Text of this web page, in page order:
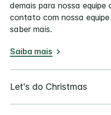
demais para nossa equipe
contato com nossa
saber mais.
Saiba mais